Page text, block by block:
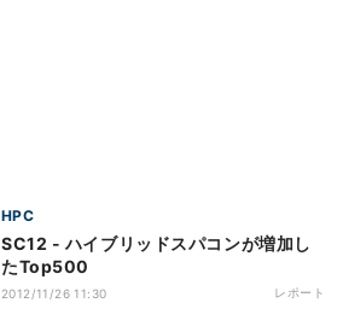
HPC
SC12 - ハイブリッドスパコンが増加し
たTop500
2012/11/26 11:30 レポート